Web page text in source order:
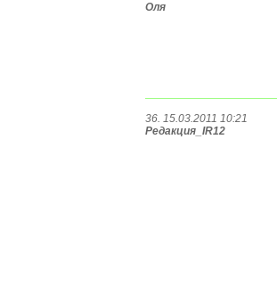
Оля
36. 15.03.2011 10:21
Редакция_IR12